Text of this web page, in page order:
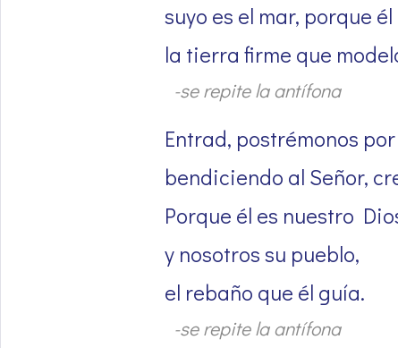
suyo es el mar, porque él
la tierra firme que
-se repite la antífona
Entrad, postrémonos
bendiciendo al Señor,
Porque él es nuestro
y nosotros su pueblo,
el rebaño que él guía.
-se repite la antífona